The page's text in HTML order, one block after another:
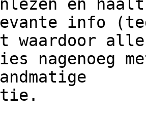
en
info
waardoor alle
nagenoeg